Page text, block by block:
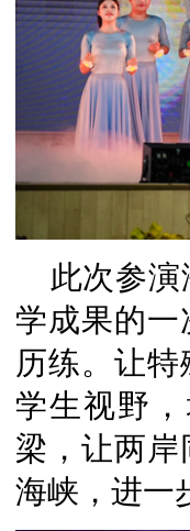
此次参
学成果的
历练。让
学生视野
梁，让两
海峡，进一